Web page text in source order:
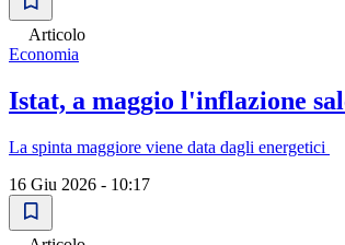
Articolo
Economia
Istat, a maggio l'inflazione
La spinta maggiore viene data dagli energetici
16 Giu 2026 - 10:17